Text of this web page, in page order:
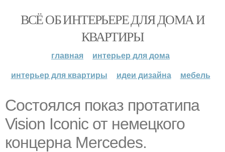
ВСЁ ОБ ИНТЕРЬЕРЕ ДЛЯ ДОМА И
КВАРТИРЫ
главная
интерьер для дома
интерьер для квартиры
идеи дизайна мебель
Состоялся показ протатипа
Vision Iconic от немецкого
концерна Mercedes.